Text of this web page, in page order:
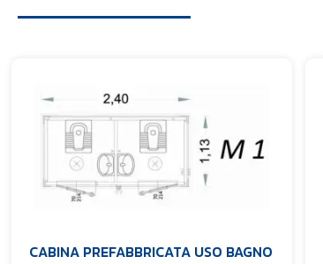
CABINA PREFABBRICATA USO BAGNO